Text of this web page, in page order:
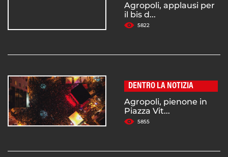
Agropoli, applausi per
il bis d...
5822
DENTRO LA NOTIZIA
Agropoli, pienone in
Piazza Vit...
5855